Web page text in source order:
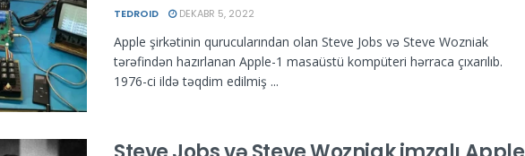
TEDROID DEKABR 5, 2022
Apple şirkətinin qurucularından olan Steve Jobs və Steve Wozniak
tərəfindən hazırlanan Apple-1 masaüstü kompüteri hərraca çıxarılıb.
1976-ci ildə təqdim edilmiş ...